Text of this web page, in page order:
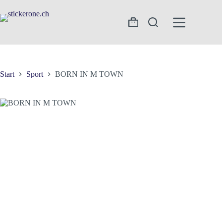
Inhalt
springen
Warenkorb
Start Sport BORN IN M TOWN